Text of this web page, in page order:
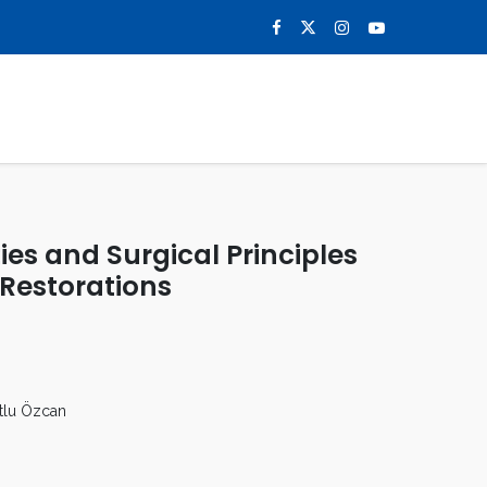
and Surgical Principles
Özcan